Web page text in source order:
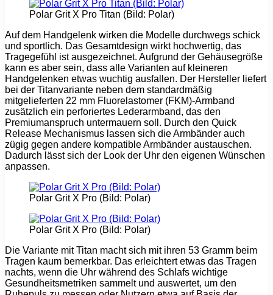
Polar Grit X Pro Titan (Bild: Polar)
Auf dem Handgelenk wirken die Modelle durchwegs schick
und sportlich. Das Gesamtdesign wirkt hochwertig, das
Tragegefühl ist ausgezeichnet. Aufgrund der Gehäusegröße
kann es aber sein, dass alle Varianten auf kleineren
Handgelenken etwas wuchtig ausfallen. Der Hersteller liefert
bei der Titanvariante neben dem standardmäßig
mitgelieferten 22 mm Fluorelastomer (FKM)-Armband
zusätzlich ein perforiertes Lederarmband, das den
Premiumanspruch untermauern soll. Durch den Quick
Release Mechanismus lassen sich die Armbänder auch
zügig gegen andere kompatible Armbänder austauschen.
Dadurch lässt sich der Look der Uhr den eigenen Wünschen
anpassen.
Polar Grit X Pro (Bild: Polar)
Polar Grit X Pro (Bild: Polar)
Die Variante mit Titan macht sich mit ihren 53 Gramm beim
Tragen kaum bemerkbar. Das erleichtert etwas das Tragen
nachts, wenn die Uhr während des Schlafs wichtige
Gesundheitsmetriken sammelt und auswertet, um den